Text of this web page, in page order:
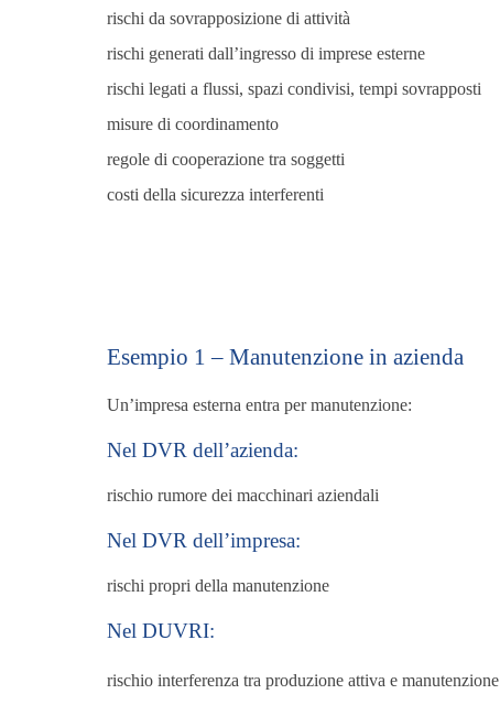
rischi da sovrapposizione di attività
rischi generati dall’ingresso di imprese esterne
rischi legati a flussi, spazi condivisi, tempi sovrapposti
misure di coordinamento
regole di cooperazione tra soggetti
costi della sicurezza interferenti
Esempio 1 – Manutenzione in azienda
Un’impresa esterna entra per manutenzione:
Nel DVR dell’azienda:
rischio rumore dei macchinari aziendali
Nel DVR dell’impresa:
rischi propri della manutenzione
Nel DUVRI:
rischio interferenza tra produzione attiva e manutenzione